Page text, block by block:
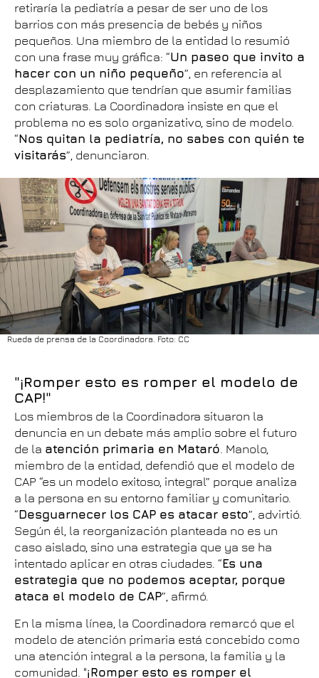
retiraría la pediatría a pesar de ser uno de los
barrios con más presencia de bebés y niños
pequeños. Una miembro de la entidad lo resumió
con una frase muy gráfica: “Un paseo que invito a
hacer con un niño pequeño”, en referencia al
desplazamiento que tendrían que asumir familias
con criaturas. La Coordinadora insiste en que el
problema no es solo organizativo, sino de modelo.
“Nos quitan la pediatría, no sabes con quién te
visitarás”, denunciaron.
Rueda de prensa de la Coordinadora. Foto: CC
"¡Romper esto es romper el modelo de
CAP!"
Los miembros de la Coordinadora situaron la
denuncia en un debate más amplio sobre el futuro
de la atención primaria en Mataró. Manolo,
miembro de la entidad, defendió que el modelo de
CAP “es un modelo exitoso, integral” porque analiza
a la persona en su entorno familiar y comunitario.
“Desguarnecer los CAP es atacar esto”, advirtió.
Según él, la reorganización planteada no es un
caso aislado, sino una estrategia que ya se ha
intentado aplicar en otras ciudades. “Es una
estrategia que no podemos aceptar, porque
ataca el modelo de CAP”, afirmó.
En la misma línea, la Coordinadora remarcó que el
modelo de atención primaria está concebido como
una atención integral a la persona, la familia y la
comunidad. "¡Romper esto es romper el